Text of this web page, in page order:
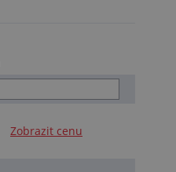
Zobrazit cenu